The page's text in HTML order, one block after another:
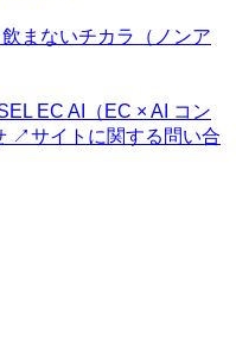
飲まないチカラ（ノンア
EC AI（EC × AI コン
↗サイトに関する問い合